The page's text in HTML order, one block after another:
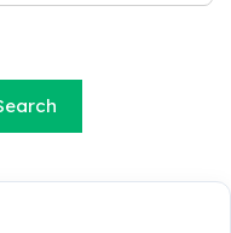
दो लाख का लोन, 8 साल नहीं देना
आवेदन